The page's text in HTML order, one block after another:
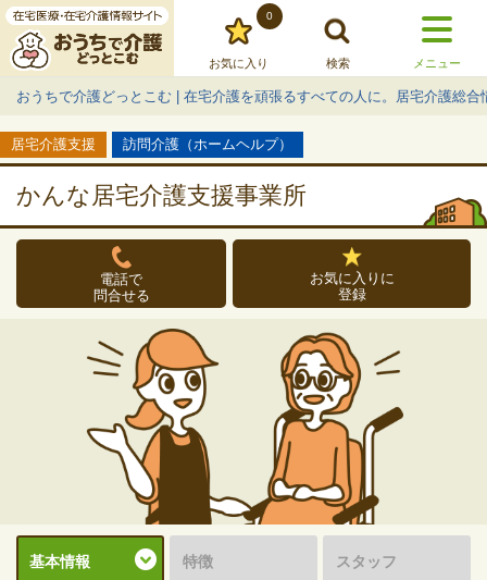
お気に入り
0
検索 メニュー
おうちで介護どっとこむ | 在宅介護を頑張るすべての人に。居宅介護総合
居宅介護支援 訪問介護（ホームヘルプ）
かんな居宅介護支援事業所
電話で
問合せる
お気に入りに
登録
基本情報 特徴 スタッフ